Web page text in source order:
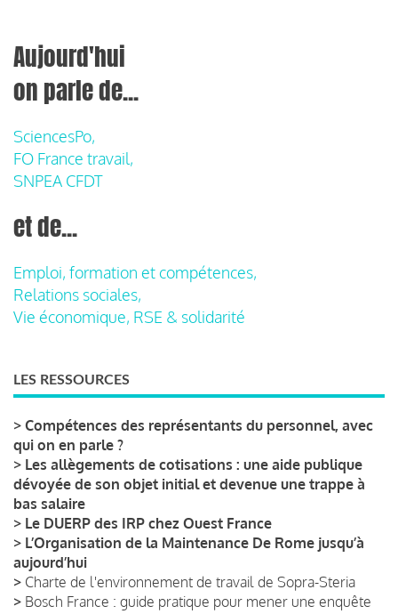
Aujourd'hui
on parle de...
SciencesPo,
FO France travail,
SNPEA CFDT
et de...
Emploi, formation et compétences,
Relations sociales,
Vie économique, RSE & solidarité
LES RESSOURCES
> Compétences des représentants du personnel, avec
qui on en parle ?
> Les allègements de cotisations : une aide publique
dévoyée de son objet initial et devenue une trappe à
bas salaire
> Le DUERP des IRP chez Ouest France
> L’Organisation de la Maintenance De Rome jusqu’à
aujourd’hui
> Charte de l'environnement de travail de Sopra-Steria
> Bosch France : guide pratique pour mener une enquête